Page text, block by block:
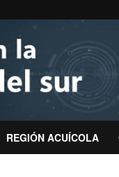
REGIÓN ACUÍCOLA